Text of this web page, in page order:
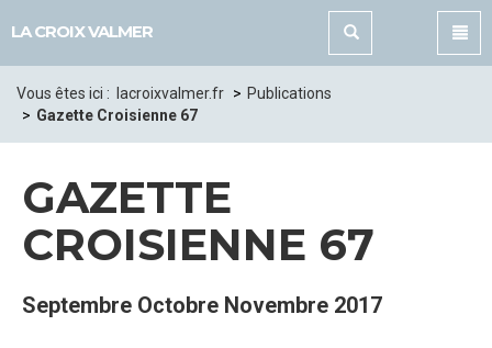
LA CROIX VALMER
Vous êtes ici : lacroixvalmer.fr
Publications
Gazette Croisienne 67
GAZETTE
CROISIENNE 67
Septembre Octobre Novembre 2017